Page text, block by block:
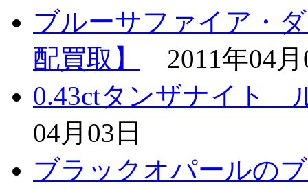
ブルーサファイア・
配買取】
2011年04
0.43ctタンザナイト
04月03日
ブラックオパールの